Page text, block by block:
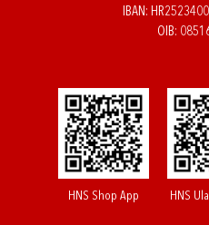
IBAN:
OIB:
HNS Shop App HNS